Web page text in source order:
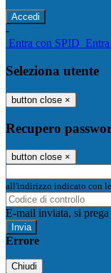
-
Entra con SPID
Seleziona utente
button close ×
Recupero
button close ×
all'indirizzo indicato con
E-mail inviata, si
Errore
Chiudi